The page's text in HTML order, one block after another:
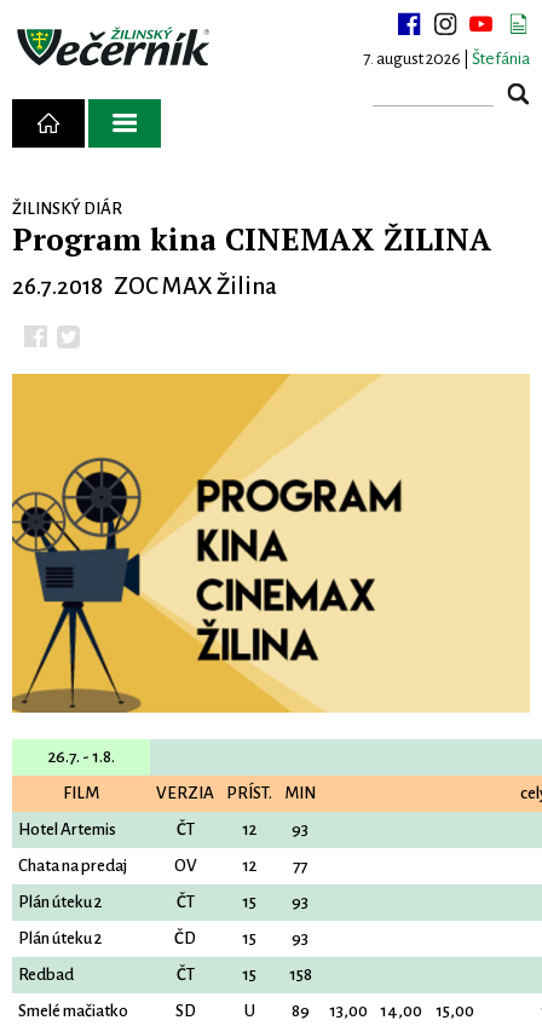
7. august 2026 | Štefánia
ŽILINSKÝ DIÁR
Program kina CINEMAX ŽILINA
26.7.2018 ZOC MAX Žilina
26.7. - 1.8.
FILM
VERZIA PRÍST. MIN
Hotel Artemis
ČT 12
93
Chata na predaj
OV 12
77
Plán úteku 2
ČT 15
93
Plán úteku 2
ČD 15
93
Redbad
ČT 15
158
Smelé mačiatko
SD U 89 13,00 14,00 15,00